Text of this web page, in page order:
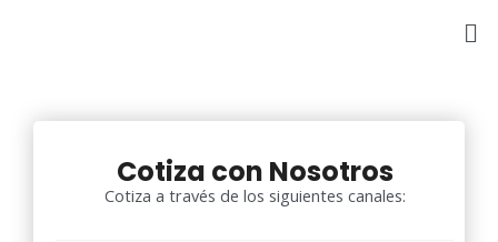
Cotiza con Nosotros
Cotiza a través de los siguientes canales: